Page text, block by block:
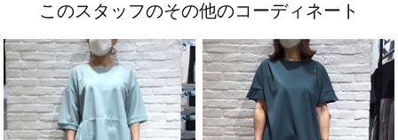
このスタッフのその他のコーディネート